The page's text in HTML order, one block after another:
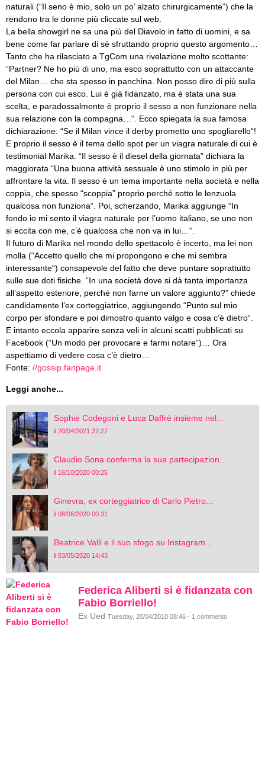
naturali (“Il seno è mio, solo un po’ alzato chirurgicamente“) che la
rendono tra le donne più cliccate sul web.
La bella showgirl ne sa una più del Diavolo in fatto di uomini, e sa
bene come far parlare di sè sfruttando proprio questo argomento…
Tanto che ha rilasciato a TgCom una rivelazione molto scottante:
“Partner? Ne ho più di uno, ma esco soprattutto con un attaccante
del Milan… che sta spesso in panchina. Non posso dire di più sulla
persona con cui esco. Lui è già fidanzato, ma è stata una sua
scelta, e paradossalmente è proprio il sesso a non funzionare nella
sua relazione con la compagna…“. Ecco spiegata la sua famosa
dichiarazione: “Se il Milan vince il derby prometto uno spogliarello“!
E proprio il sesso è il tema dello spot per un viagra naturale di cui è
testimonial Marika. “Il sesso è il diesel della giornata” dichiara la
maggiorata “Una buona attività sessuale è uno stimolo in più per
affrontare la vita. Il sesso è un tema importante nella società e nella
coppia, che spesso “scoppia” proprio perché sotto le lenzuola
qualcosa non funziona“. Poi, scherzando, Marika aggiunge “In
fondo io mi sento il viagra naturale per l’uomo italiano, se uno non
si eccita con me, c’è qualcosa che non va in lui…“.
Il futuro di Marika nel mondo dello spettacolo è incerto, ma lei non
molla (“Accetto quello che mi propongono e che mi sembra
interessante“) consapevole del fatto che deve puntare soprattutto
sulle sue doti fisiche. “In una società dove si dà tanta importanza
all’aspetto esteriore, perché non farne un valore aggiunto?” chiede
candidamente l’ex corteggiatrice, aggiungendo “Punto sul mio
corpo per sfondare e poi dimostro quanto valgo e cosa c’è dietro“.
E intanto eccola apparire senza veli in alcuni scatti pubblicati su
Facebook (“Un modo per provocare e farmi notare“)… Ora
aspettiamo di vedere cosa c’è dietro…
Fonte: //gossip.fanpage.it
Leggi anche...
Sophie Codegoni e Luca Daffrè insieme nel...
il 20/04/2021 22:27
Claudio Sona conferma la sua partecipazion...
il 16/10/2020 00:25
Ginevra, ex corteggiatrice di Carlo Pietro...
il 08/06/2020 00:31
Beatrice Valli e il suo sfogo su Instagram...
il 03/05/2020 14:43
Federica Aliberti si è fidanzata con
Fabio Borriello!
Ex Ued Tuesday, 20/04/2010 08:46 - 1 commento